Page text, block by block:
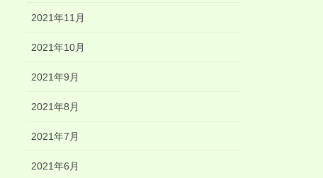
2021年11月
2021年10月
2021年9月
2021年8月
2021年7月
2021年6月